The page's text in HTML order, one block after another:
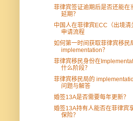
菲律宾签证逾期后是否还能在
延期？
中国人在菲律宾ECC（出境清
申请流程
如何第一时间获取菲律宾移民
implementation？
菲律宾移民身份在
什么阶段？
菲律宾移民局的
问题与解答
婚签13A是否需要每年更新？
婚签13A持有人能否在菲律宾
保险？